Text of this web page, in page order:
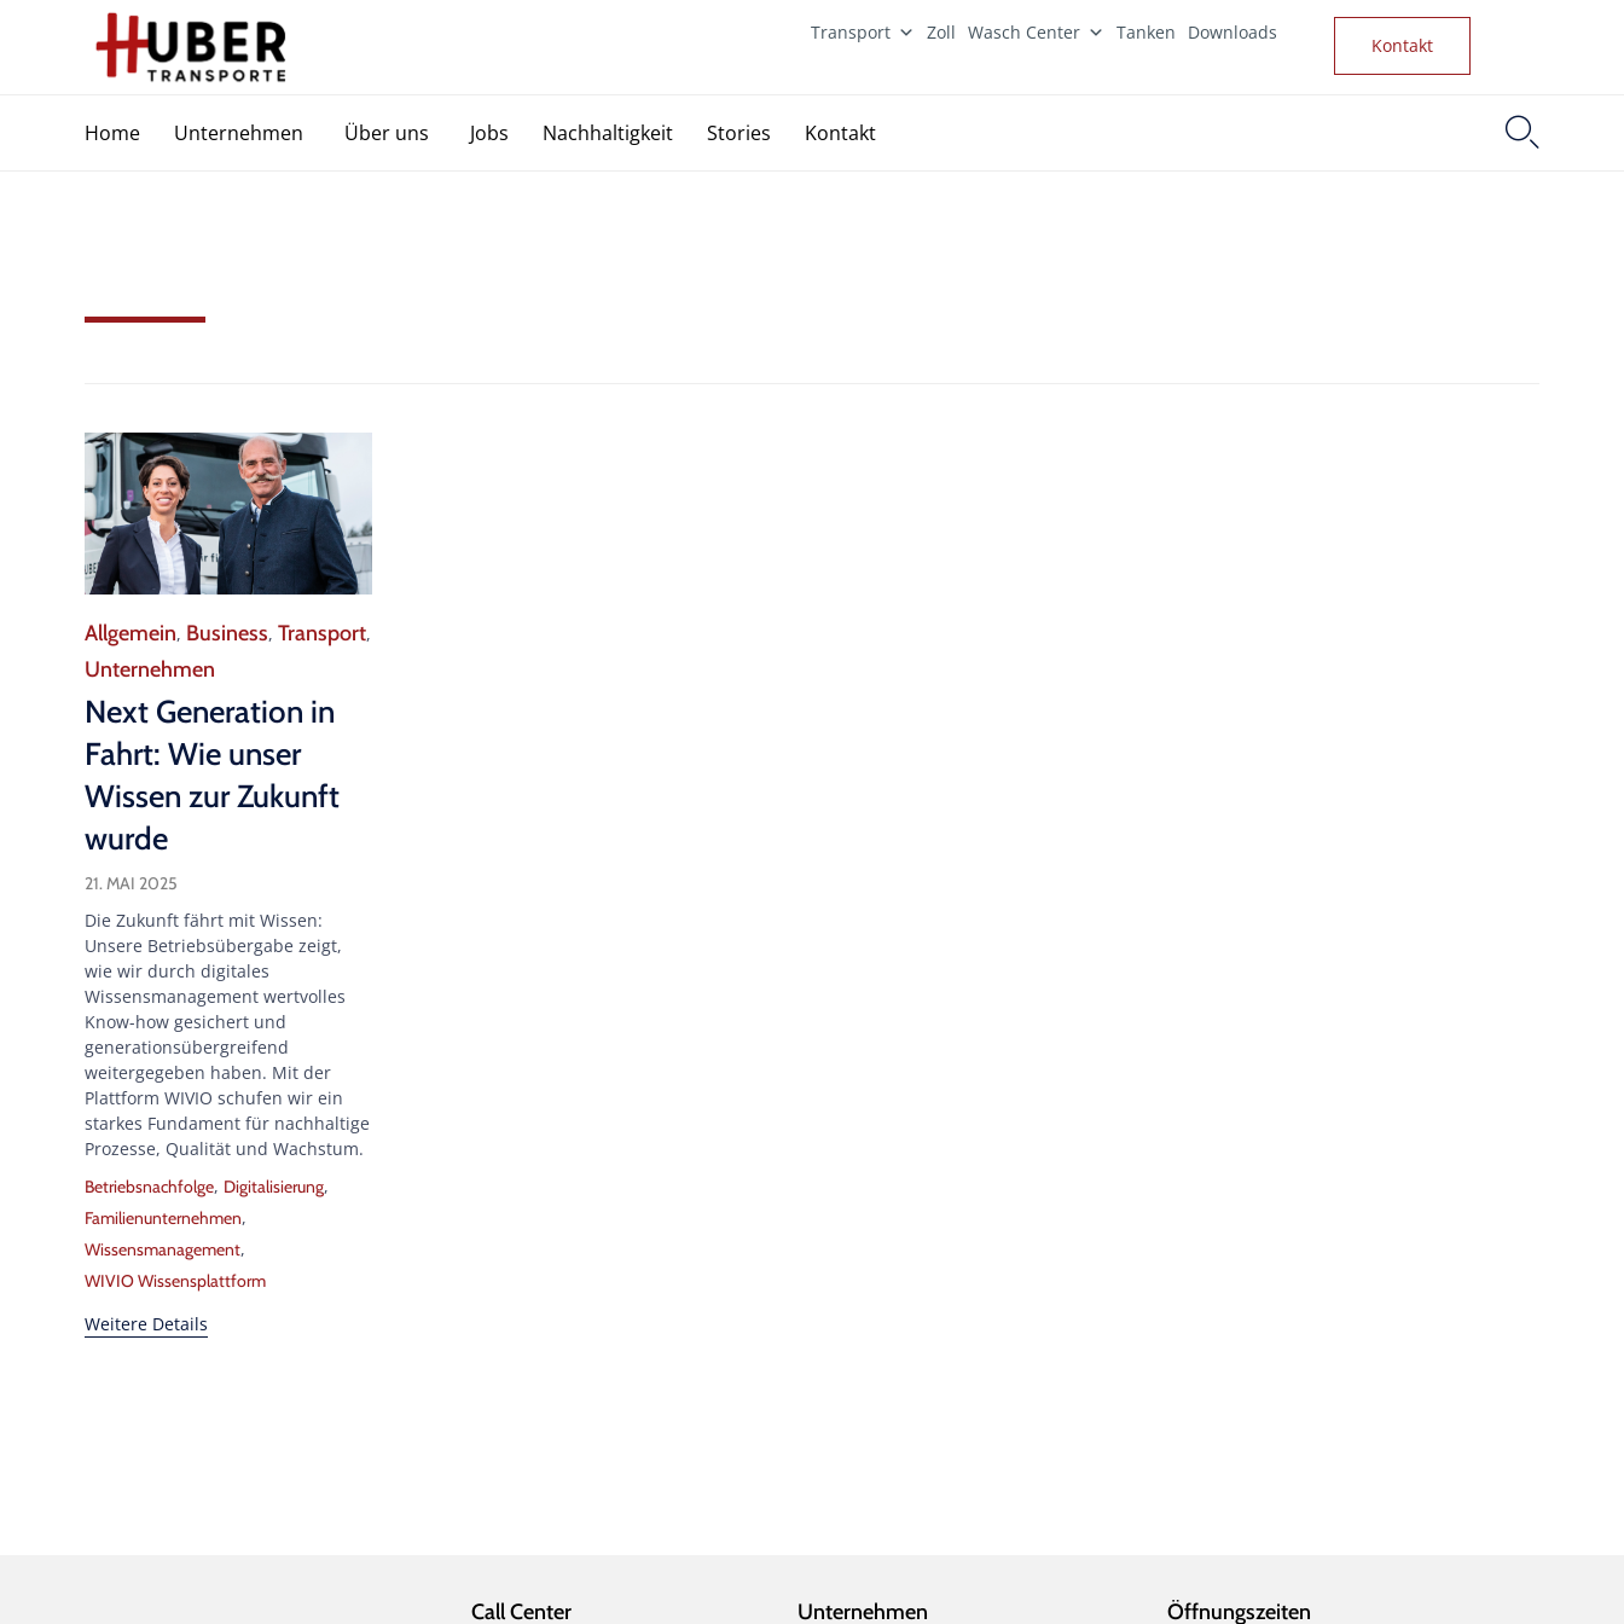
Transport Zoll Wasch Center Tanken Downloads
Kontakt
Home Unternehmen Über uns Jobs Nachhaltigkeit Stories Kontakt 
Category
Allgemein, Business, Transport,
Unternehmen
Next Generation in
Fahrt: Wie unser
Wissen zur Zukunft
wurde
21. MAI 2025
Die Zukunft fährt mit Wissen:
Unsere Betriebsübergabe zeigt,
wie wir durch digitales
Wissensmanagement wertvolles
Know-how gesichert und
generationsübergreifend
weitergegeben haben. Mit der
Plattform WIVIO schufen wir ein
starkes Fundament für nachhaltige
Prozesse, Qualität und Wachstum.
Tags
Betriebsnachfolge, Digitalisierung,
Familienunternehmen,
Wissensmanagement,
WIVIO Wissensplattform
Weitere Details
Call Center Unternehmen Öffnungszeiten